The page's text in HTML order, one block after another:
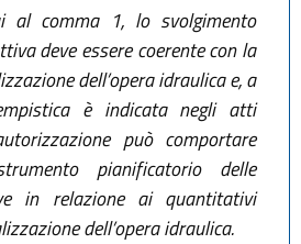
comma 1, lo svolgimento
deve essere coerente con la
dell’opera idraulica e, a
è indicata negli atti
può comportare
pianificatorio delle
in relazione ai quantitativi
dell’opera idraulica.